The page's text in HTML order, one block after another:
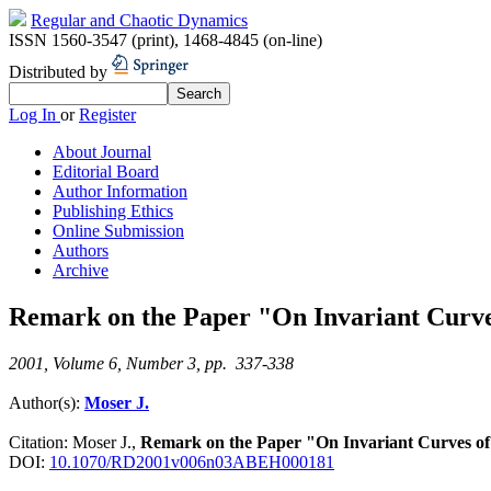
Regular and Chaotic Dynamics
ISSN 1560-3547 (print), 1468-4845 (on-line)
Distributed by
Log In orRegister
About Journal
Editorial Board
Author Information
Publishing Ethics
Online Submission
Authors
Archive
Remark on the Paper "On Invariant
2001, Volume 6, Number 3, pp. 337-338
Author(s): Moser J.
Citation: Moser J., Remark on the Paper "On Invariant Curves
DOI: 10.1070/RD2001v006n03ABEH000181